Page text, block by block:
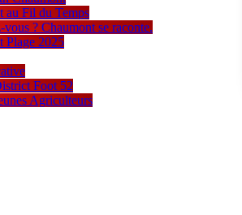
au Fil du Temps
vous ? Chaumont se raconte.
Plage 2025
Foot 52
Agriculteurs